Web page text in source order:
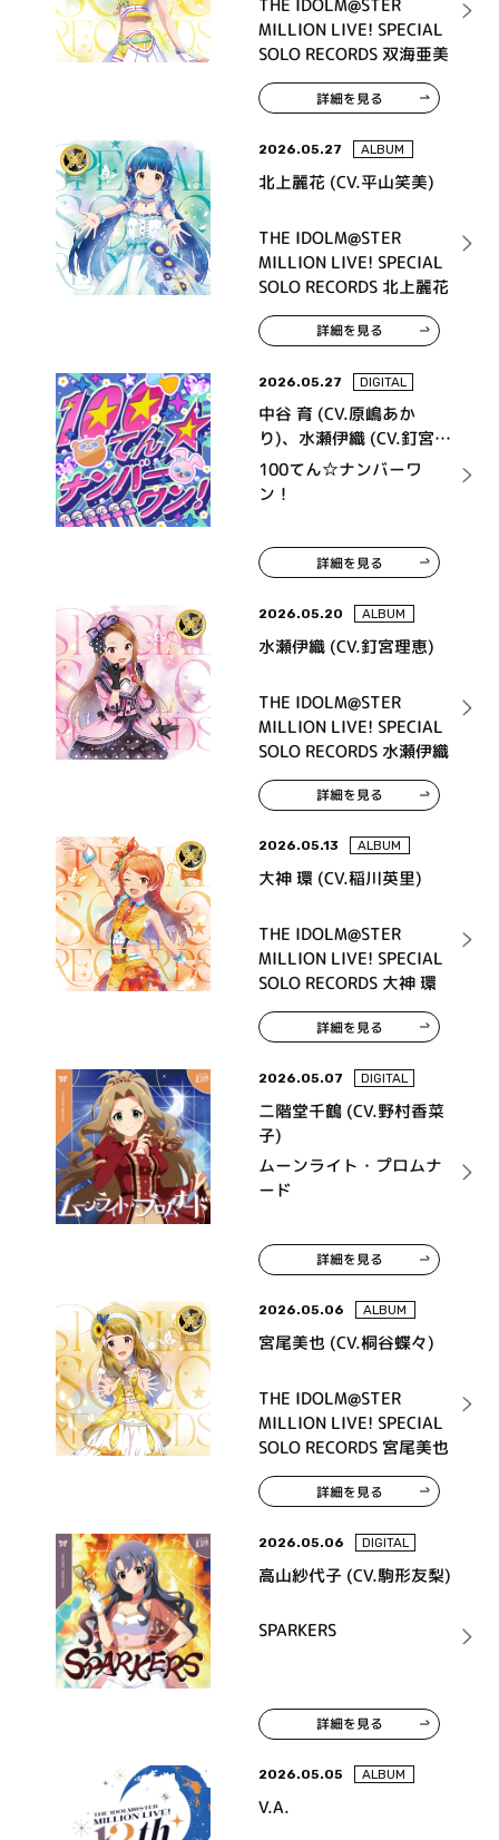
THE IDOLM@STER
MILLION LIVE! SPECIAL
SOLO RECORDS 双海亜美
詳細を見る
2026.05.27 ALBUM
北上麗花 (CV.平山笑美)
THE IDOLM@STER
MILLION LIVE! SPECIAL
SOLO RECORDS 北上麗花
詳細を見る
2026.05.27 DIGITAL
中谷 育 (CV.原嶋あか
り)、水瀬伊織 (CV.釘宮理
恵)、我那覇 響 (CV.沼倉
愛美)、高槻やよい (CV.仁
渡部恵子)
100てん☆ナンバーワ
ン！
詳細を見る
2026.05.20 ALBUM
水瀬伊織 (CV.釘宮理恵)
THE IDOLM@STER
MILLION LIVE! SPECIAL
SOLO RECORDS 水瀬伊織
詳細を見る
2026.05.13 ALBUM
大神 環 (CV.稲川英里)
THE IDOLM@STER
MILLION LIVE! SPECIAL
SOLO RECORDS 大神 環
詳細を見る
2026.05.07 DIGITAL
二階堂千鶴 (CV.野村香菜
子)
ムーンライト・プロムナ
ード
詳細を見る
2026.05.06 ALBUM
宮尾美也 (CV.桐谷蝶々)
THE IDOLM@STER
MILLION LIVE! SPECIAL
SOLO RECORDS 宮尾美也
詳細を見る
2026.05.06 DIGITAL
高山紗代子 (CV.駒形友梨)
SPARKERS
詳細を見る
2026.05.05 ALBUM
V.A.